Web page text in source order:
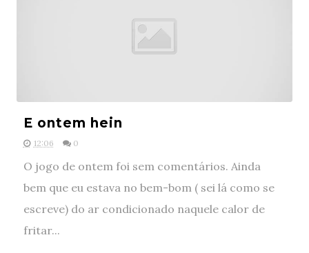
E ontem hein
12:06 0
O jogo de ontem foi sem comentários. Ainda
bem que eu estava no bem-bom ( sei lá como se
escreve) do ar condicionado naquele calor de
fritar...